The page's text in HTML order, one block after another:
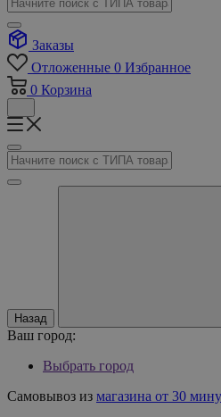
Заказы
Отложенные 0 Избранное
0 Корзина
Назад
Ваш город:
Выбрать город
Самовывоз из магазина от 30